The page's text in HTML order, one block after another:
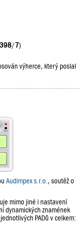
398/7)
výherce, který poslal
Audimpex s.r.o. , soutěž o
mimo jiné i nastavení
dynamických znamének
PADů v celkem: